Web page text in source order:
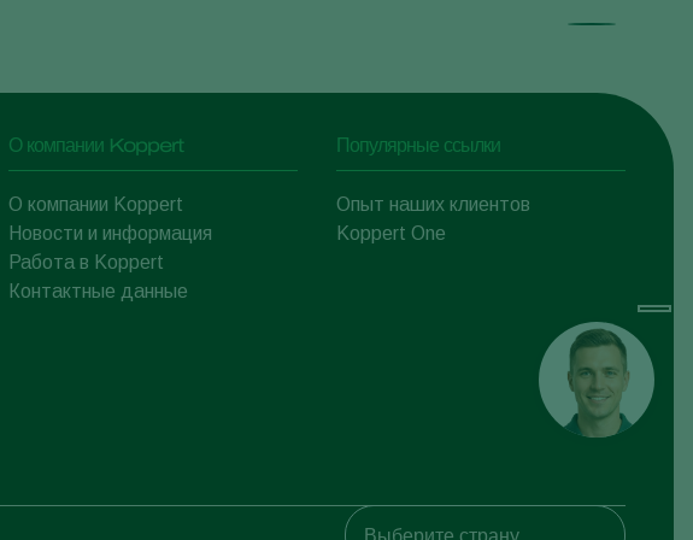
О компании Koppert
О компании Koppert
Новости и информация
Работа в Koppert
Контактные данные
Популярные ссылки
Опыт наших клиентов
Koppert One